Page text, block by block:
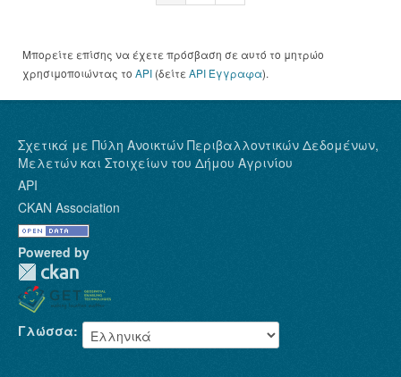
Μπορείτε επίσης να έχετε πρόσβαση σε αυτό το μητρώο
χρησιμοποιώντας το API (δείτε API Έγγραφα).
Σχετικά με Πύλη Ανοικτών Περιβαλλοντικών Δεδομένων,
Μελετών και Στοιχείων του Δήμου Αγρινίου
API
CKAN Association
Powered by
Γλώσσα